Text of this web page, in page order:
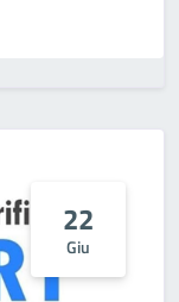
22
Giu